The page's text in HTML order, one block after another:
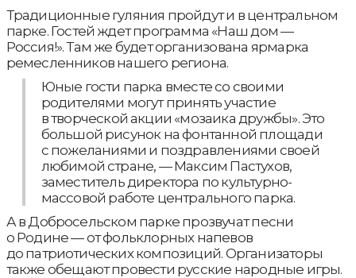
Традиционные гуляния пройдут и в центральном
парке. Гостей ждет программа «Наш дом —
Россия!». Там же будет организована ярмарка
ремесленников нашего региона.
Юные гости парка вместе со своими
родителями могут принять участие
в творческой акции «мозаика дружбы». Это
большой рисунок на фонтанной площади
с пожеланиями и поздравлениями своей
любимой стране, — Максим Пастухов,
заместитель директора по культурно-
массовой работе центрального парка.
А в Добросельском парке прозвучат песни
о Родине — от фольклорных напевов
до патриотических композиций. Организаторы
также обещают провести русские народные игры.